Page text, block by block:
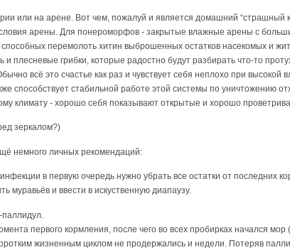
или на арене. Вот чем, пожалуй и является домашний “страшный
арены. Для понероморфов - закрытые влажные арены с
перемолоть хитин выброшенных остатков насекомых и
плесневые грибки, которые радостно будут разбирать что-то
всё это счастье как раз и чувствует себя неплохо при высокой
способствует стабильной работе этой системы по уничтожению
климату - хорошо себя показывают открытые и хорошо
зеркалом?)
немного личных рекомендаций:
в первую очередь нужно убрать все остатки от последних
муравьёв и ввести в искуственную диапаузу.
первого кормления, после чего во всех пробирках начался
жизненным циклом не продержались и недели. Потеряв